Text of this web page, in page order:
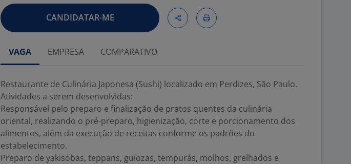
CANDIDATAR-ME
VAGA EMPRESA COMPARATIVO
Restaurante de Culinária Japonesa (Sushi) localizado em Perdizes, São Paulo.
Atividades a serem desenvolvidas:
Responsável pelo preparo e finalização de pratos quentes da culinária
oriental, realizando o pré-preparo, higienização, corte e porcionamento dos
alimentos, além da execução de receitas conforme os padrões do
estabelecimento.
Preparo de yakisobas, teppans, guiozas, tempurás, molhos, grelhados e